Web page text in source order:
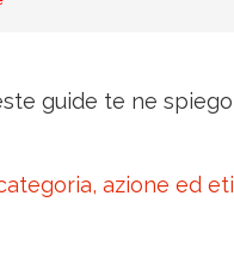
guide te ne
azione ed